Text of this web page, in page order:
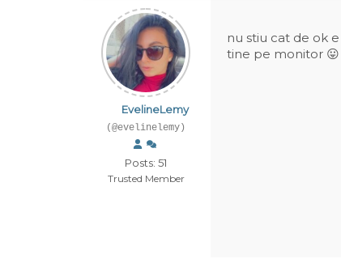
EvelineLemy
(@evelinelemy)
Posts: 51
Trusted Member
nu stiu cat de ok
tine pe monitor 😛